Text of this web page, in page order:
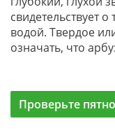
свидетельствует
водой. Твердое
означать, что
Проверьте